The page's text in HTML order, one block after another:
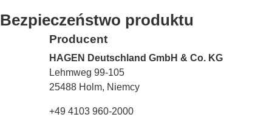
Bezpieczeństwo produktu
Producent
HAGEN Deutschland GmbH & Co. KG
Lehmweg 99-105
25488 Holm, Niemcy
+49 4103 960-2000